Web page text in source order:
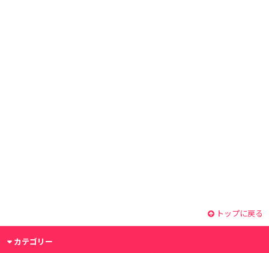
トップに戻る
カテゴリー